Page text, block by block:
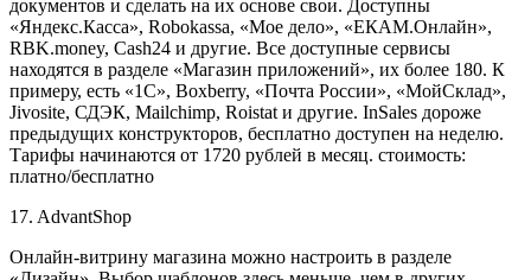
документов и сделать на их основе свои. Доступны
«Яндекс.Касса», Robokassa, «Мое дело», «ЕКАМ.Онлайн»,
RBK.money, Cash24 и другие. Все доступные сервисы
находятся в разделе «Магазин приложений», их более 180. К
примеру, есть «1C», Boxberry, «Почта России», «МойСклад»,
Jivosite, СДЭК, Mailchimp, Roistat и другие. InSales дороже
предыдущих конструкторов, бесплатно доступен на неделю.
Тарифы начинаются от 1720 рублей в месяц. стоимость:
платно/бесплатно
17. AdvantShop
Онлайн-витрину магазина можно настроить в разделе